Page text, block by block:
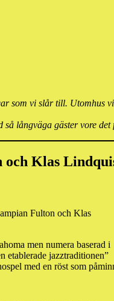
som vi slår till. Utomhus
långväga gäster vore
och Klas
Fulton och Klas
men numera baserad i
etablerade jazztraditionen”
med en röst som